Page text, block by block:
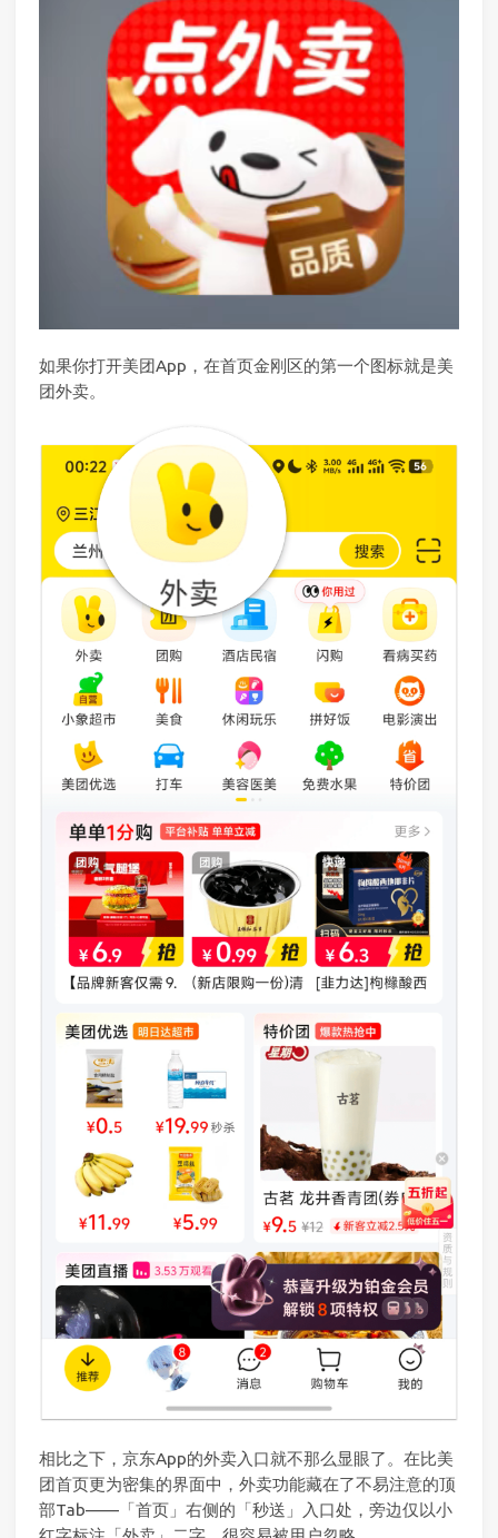
如果你打开美团App，在首页金刚区的第一个图标就是美
团外卖。
相比之下，京东App的外卖入口就不那么显眼了。在比美
团首页更为密集的界面中，外卖功能藏在了不易注意的顶
部Tab——「首页」右侧的「秒送」入口处，旁边仅以小